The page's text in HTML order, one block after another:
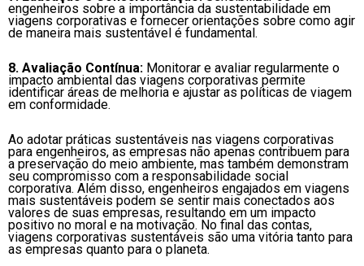
engenheiros sobre a importância da sustentabilidade em
viagens corporativas e fornecer orientações sobre como agir
de maneira mais sustentável é fundamental.
8. Avaliação Contínua: Monitorar e avaliar regularmente o
impacto ambiental das viagens corporativas permite
identificar áreas de melhoria e ajustar as políticas de viagem
em conformidade.
Ao adotar práticas sustentáveis nas viagens corporativas
para engenheiros, as empresas não apenas contribuem para
a preservação do meio ambiente, mas também demonstram
seu compromisso com a responsabilidade social
corporativa. Além disso, engenheiros engajados em viagens
mais sustentáveis podem se sentir mais conectados aos
valores de suas empresas, resultando em um impacto
positivo no moral e na motivação. No final das contas,
viagens corporativas sustentáveis são uma vitória tanto para
as empresas quanto para o planeta.